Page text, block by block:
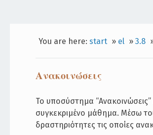
You are here: start » el » 3.8
Ανακοινώσεις
Το υποσύστημα
συγκεκριμένο μάθημα. Μέσω
δραστηριότητες τις οποίες